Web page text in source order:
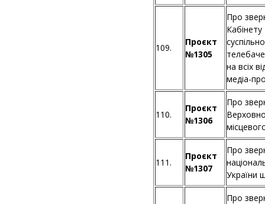
109.
Проєкт
№1305
Про
Кабінету
на всіх
медіа-
110.
Проєкт
№1306
Про
111.
Проєкт
№1307
Про
України
Про